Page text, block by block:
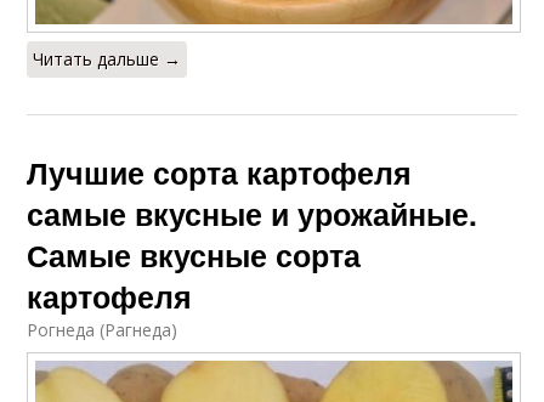
Читать дальше →
Лучшие сорта картофеля
самые вкусные и урожайные.
Самые вкусные сорта
картофеля
Рогнеда (Рагнеда)